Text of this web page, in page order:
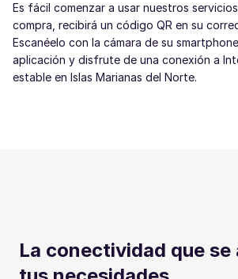
Es fácil comenzar a usar nuestros
compra, recibirá un código QR en su
Escanéelo con la cámara de su
aplicación y disfrute de una conexión a
estable en Islas Marianas del Norte.
La conectividad que se